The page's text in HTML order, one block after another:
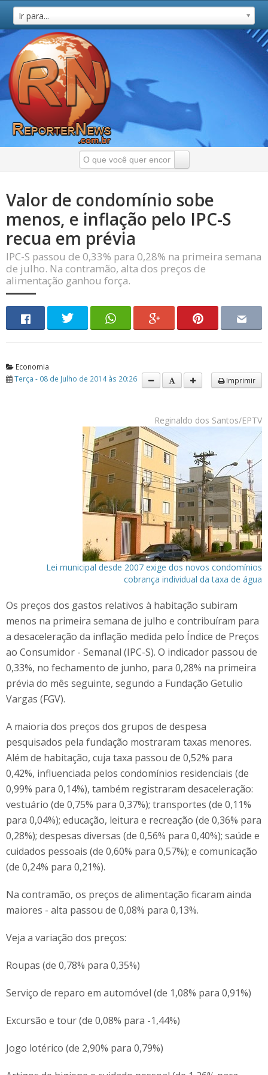
Ir para...
​Valor de condomínio sobe
menos, e inflação pelo IPC-S
recua em prévia
IPC-S passou de 0,33% para 0,28% na primeira semana
de julho. Na contramão, alta dos preços de
alimentação ganhou força.
Economia
Terça - 08 de Julho de 2014 às 20:26
Imprimir
Reginaldo dos Santos/EPTV
Lei municipal desde 2007 exige dos novos condomínios
cobrança individual da taxa de água
Os preços dos gastos relativos à habitação subiram
menos na primeira semana de julho e contribuíram para
a desaceleração da inflação medida pelo Índice de Preços
ao Consumidor - Semanal (IPC-S). O indicador passou de
0,33%, no fechamento de junho, para 0,28% na primeira
prévia do mês seguinte, segundo a Fundação Getulio
Vargas (FGV).
A maioria dos preços dos grupos de despesa
pesquisados pela fundação mostraram taxas menores.
Além de habitação, cuja taxa passou de 0,52% para
0,42%, influenciada pelos condomínios residenciais (de
0,99% para 0,14%), também registraram desaceleração:
vestuário (de 0,75% para 0,37%); transportes (de 0,11%
para 0,04%); educação, leitura e recreação (de 0,36% para
0,28%); despesas diversas (de 0,56% para 0,40%); saúde e
cuidados pessoais (de 0,60% para 0,57%); e comunicação
(de 0,24% para 0,21%).
Na contramão, os preços de alimentação ficaram ainda
maiores - alta passou de 0,08% para 0,13%.
Veja a variação dos preços:
Roupas (de 0,78% para 0,35%)
Serviço de reparo em automóvel (de 1,08% para 0,91%)
Excursão e tour (de 0,08% para -1,44%)
Jogo lotérico (de 2,90% para 0,79%)